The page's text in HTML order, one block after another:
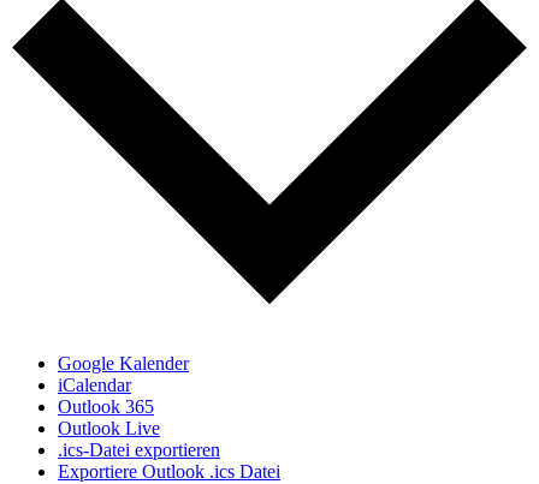
Google Kalender
iCalendar
Outlook 365
Outlook Live
.ics-Datei exportieren
Exportiere Outlook .ics Datei